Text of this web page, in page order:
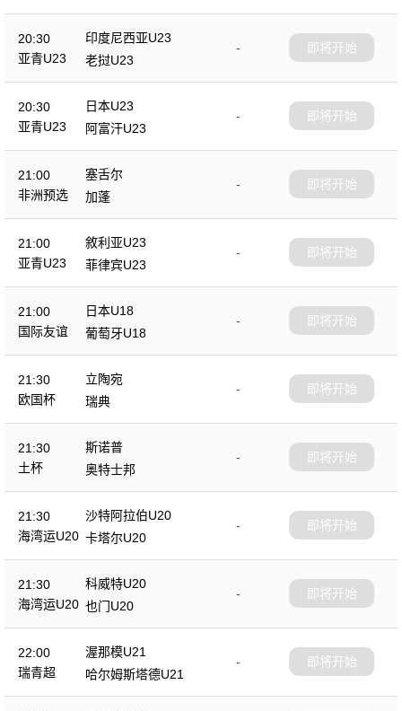
20:30
亚青U23
印度尼西亚U23
-
老挝U23
即将开始
20:30
亚青U23
日本U23
-
阿富汗U23
即将开始
21:00
非洲预选
塞舌尔
-
加蓬
即将开始
21:00
亚青U23
敘利亚U23
-
菲律宾U23
即将开始
21:00
国际友谊
日本U18
-
葡萄牙U18
即将开始
21:30
欧国杯
立陶宛
-
瑞典
即将开始
21:30
土杯
斯诺普
-
奥特士邦
即将开始
21:30
海湾运U20
沙特阿拉伯U20
-
卡塔尔U20
即将开始
21:30
海湾运U20
科威特U20
-
也门U20
即将开始
22:00
瑞青超
渥那模U21
-
哈尔姆斯塔德U21
即将开始